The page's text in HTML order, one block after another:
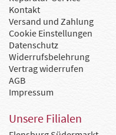
Kontakt
Versand und Zahlung
Cookie Einstellungen
Datenschutz
Widerrufsbelehrung
Vertrag widerrufen
AGB
Impressum
Unsere Filialen